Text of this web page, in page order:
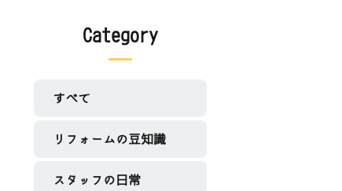
Category
すべて
リフォームの豆知識
スタッフの日常